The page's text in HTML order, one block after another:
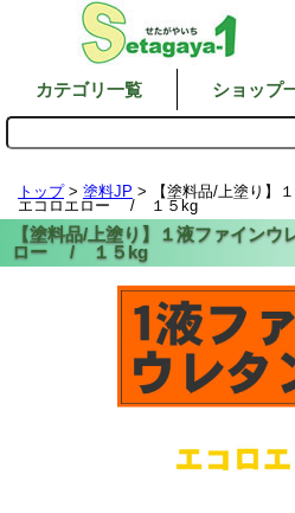
カテゴリ一覧 ショップ
トップ> 塗料JP > 【塗料品/上塗り】
エコロエロー / １５kg